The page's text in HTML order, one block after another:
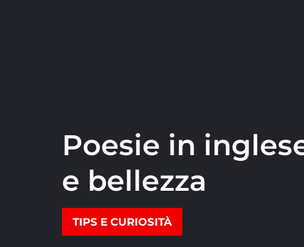
Poesie in
e bellezza
TIPS E CURIOSITÀ